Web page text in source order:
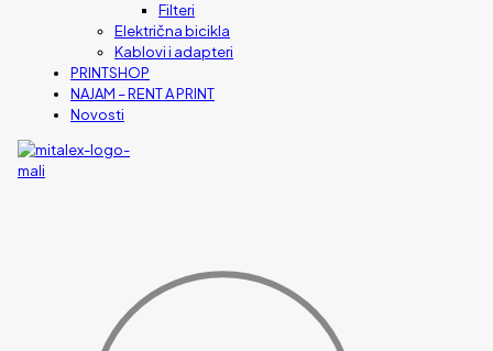
Filteri
Električna bicikla
Kablovi i adapteri
PRINTSHOP
NAJAM – RENT A PRINT
Novosti